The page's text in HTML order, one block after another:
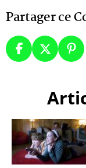
Partager ce